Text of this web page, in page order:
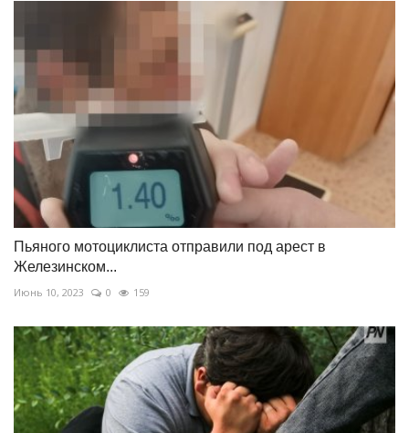
Пьяного мотоциклиста отправили под арест в
Железинском...
Июнь 10, 2023 0 159